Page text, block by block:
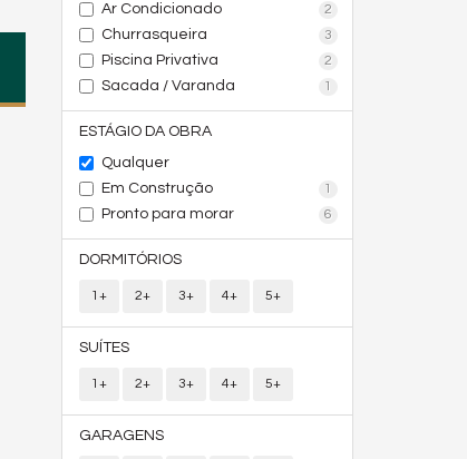
Ar Condicionado
2
Churrasqueira 3
Piscina Privativa 2
Sacada / Varanda 1
ESTÁGIO DA OBRA
Qualquer
Em Construção
1
Pronto para morar 6
DORMITÓRIOS
1+ 2+ 3+ 4+ 5+
SUÍTES
1+ 2+ 3+ 4+ 5+
GARAGENS